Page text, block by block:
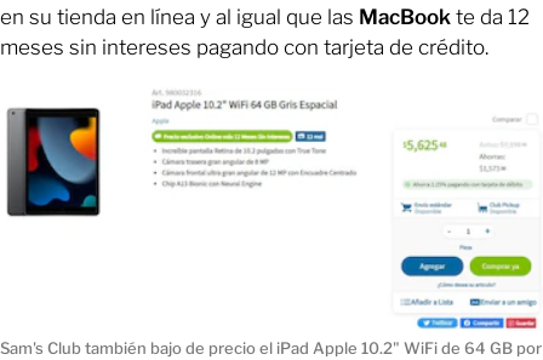
en su tienda en línea y al igual que las MacBook te da 12
meses sin intereses pagando con tarjeta de crédito.
Sam's Club también bajo de precio el iPad Apple 10.2" WiFi de 64 GB por